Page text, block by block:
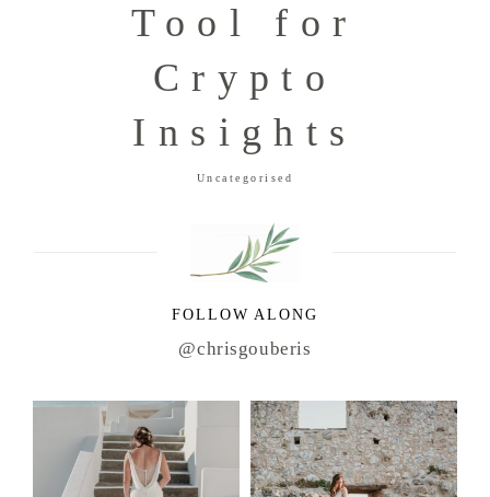
Tool for
Crypto
Insights
Uncategorised
FOLLOW ALONG
@chrisgouberis